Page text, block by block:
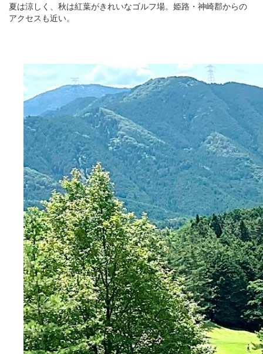
夏は涼しく、秋は紅葉がきれいなゴルフ場。姫路・神崎郡からの
アクセスも近い。